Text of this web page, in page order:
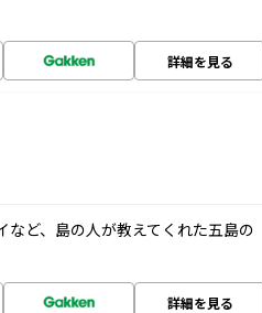
詳細を見る
ど、島の人が教えてくれた五島の
詳細を見る